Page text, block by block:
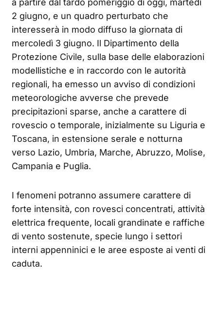
a partire dal tardo pomeriggio di oggi, martedì
2 giugno, e un quadro perturbato che
interesserà in modo diffuso la giornata di
mercoledì 3 giugno. Il Dipartimento della
Protezione Civile, sulla base delle elaborazioni
modellistiche e in raccordo con le autorità
regionali, ha emesso un avviso di condizioni
meteorologiche avverse che prevede
precipitazioni sparse, anche a carattere di
rovescio o temporale, inizialmente su Liguria e
Toscana, in estensione serale e notturna
verso Lazio, Umbria, Marche, Abruzzo, Molise,
Campania e Puglia.
I fenomeni potranno assumere carattere di
forte intensità, con rovesci concentrati, attività
elettrica frequente, locali grandinate e raffiche
di vento sostenute, specie lungo i settori
interni appenninici e le aree esposte ai venti di
caduta.